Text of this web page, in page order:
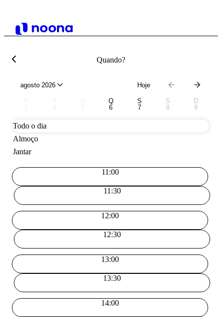
Quando?
agosto 2026 Hoje
Q
6
S
7
S
8
D
9
Todo o dia
Almoço
Jantar
11:00
11:30
12:00
12:30
13:00
13:30
14:00